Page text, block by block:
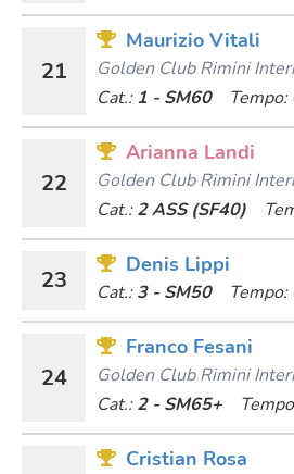
21
Maurizio Vitali
Golden Club Rimini
Cat.: 1 - SM60 Tempo:
22
Arianna Landi
Golden Club Rimini
Cat.: 2 ASS (SF40)
23
Denis Lippi
Cat.: 3 - SM50 Tempo:
24
Franco Fesani
Golden Club Rimini
Cat.: 2 - SM65+
Cristian Rosa